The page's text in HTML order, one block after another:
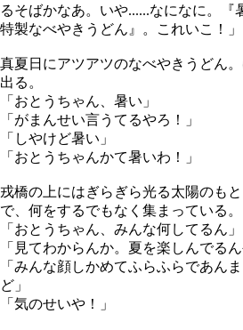
るそばかなあ。いや......なになに。『
特製なべやきうどん』。これいこ！」
真夏日にアツアツのなべやきうどん
出る。
「おとうちゃん、暑い」
「がまんせい言うてるやろ！」
「しやけど暑い」
「おとうちゃんかて暑いわ！」
戎橋の上にはぎらぎら光る太陽のも
で、何をするでもなく集まっている。
「おとうちゃん、みんな何してるん」
「見てわからんか。夏を楽しんでるん
「みんな顔しかめてふらふらであん
ど」
「気のせいや！」